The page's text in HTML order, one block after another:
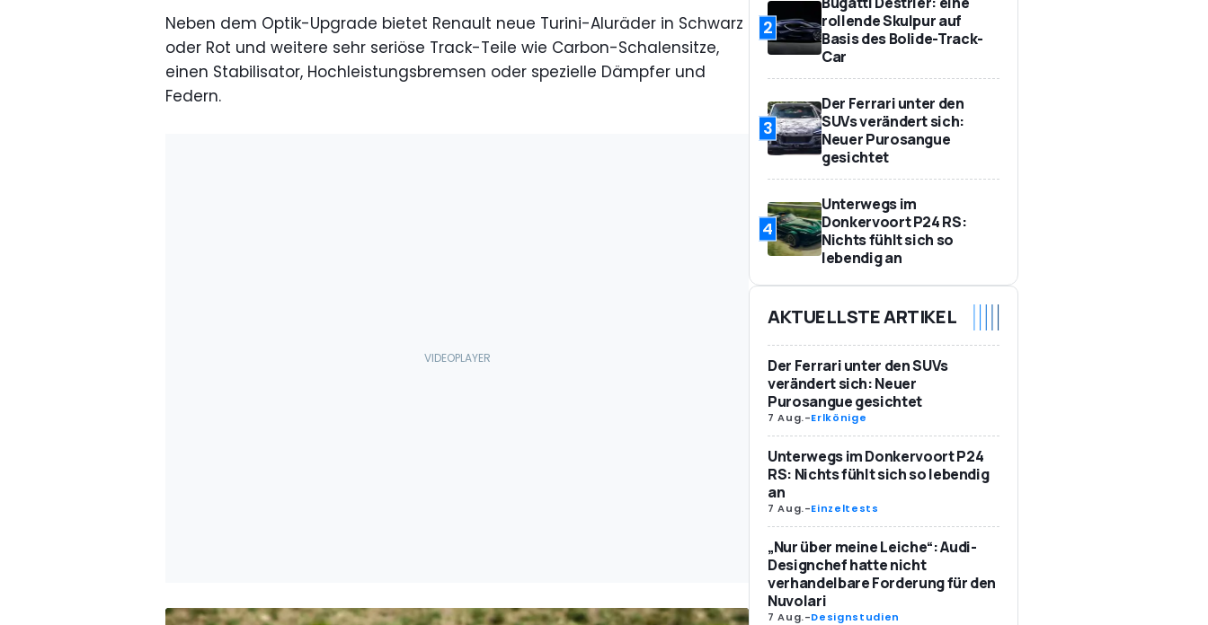
Neben dem Optik-Upgrade bietet Renault neue Turini-Aluräder in Schwarz
oder Rot und weitere sehr seriöse Track-Teile wie Carbon-Schalensitze,
einen Stabilisator, Hochleistungsbremsen oder spezielle Dämpfer und
Federn.
2
rollende Skulpur auf
Basis des Bolide-Track-
Car
3
Der Ferrari unter den
SUVs verändert sich:
Neuer Purosangue
gesichtet
4
Unterwegs im
Donkervoort P24 RS:
Nichts fühlt sich so
lebendig an
AKTUELLSTE ARTIKEL
Der Ferrari unter den SUVs
verändert sich: Neuer
Purosangue gesichtet
7 Aug.-Erlkönige
Unterwegs im Donkervoort P24
RS: Nichts fühlt sich so lebendig
an
7 Aug.-Einzeltests
„Nur über meine Leiche“: Audi-
Designchef hatte nicht
verhandelbare Forderung für den
Nuvolari
7 Aug.-Designstudien